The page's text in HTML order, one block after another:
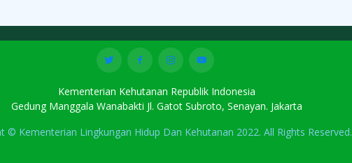
Kementerian Kehutanan Republik Indonesia
Gedung Manggala Wanabakti Jl. Gatot Subroto, Senayan. Jakarta
© Kementerian Lingkungan Hidup Dan Kehutanan 2022. All Rights Reserved.